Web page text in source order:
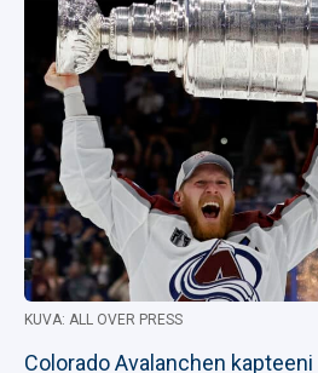
KUVA: ALL OVER PRESS
Colorado Avalanchen kapteeni